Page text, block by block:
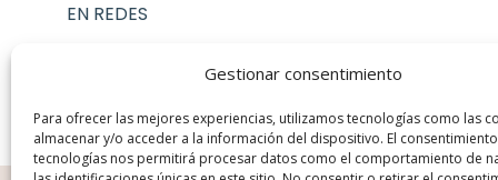
Gestionar consentimiento
Para ofrecer las mejores experiencias, utilizamos tecnologías como las
almacenar y/o acceder a la información del dispositivo. El
tecnologías nos permitirá procesar datos como el comportamiento de
EN REDES